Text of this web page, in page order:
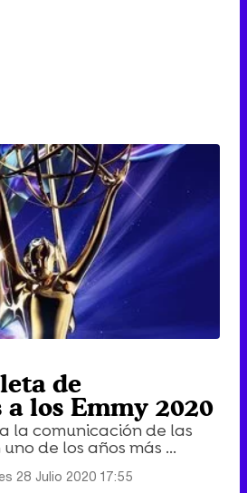
de
los Emmy 2020
la comunicación de las
de los años más ...
28 Julio 2020 17:55